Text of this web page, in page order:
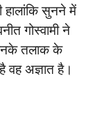
हालांकि सुनने में
गोस्वामी ने
उनके तलाक के
वह अज्ञात है।